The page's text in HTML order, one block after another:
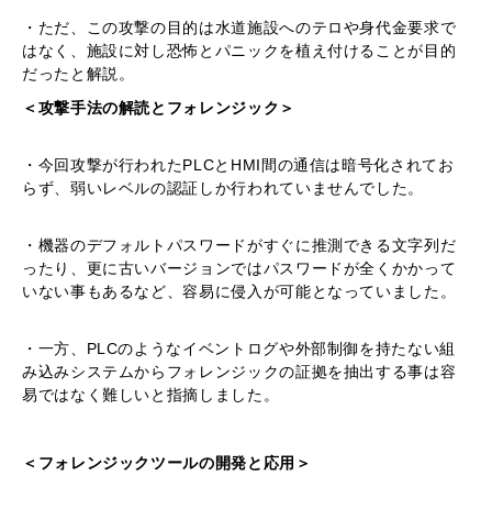
・ただ、この攻撃の目的は水道施設へのテロや身代金要求で
はなく、施設に対し恐怖とパニックを植え付けることが目的
だったと解説。
＜攻撃手法の解読とフォレンジック＞
・今回攻撃が行われたPLCとHMI間の通信は暗号化されてお
らず、弱いレベルの認証しか行われていませんでした。
・機器のデフォルトパスワードがすぐに推測できる文字列だ
ったり、更に古いバージョンではパスワードが全くかかって
いない事もあるなど、容易に侵入が可能となっていました。
・一方、PLCのようなイベントログや外部制御を持たない組
み込みシステムからフォレンジックの証拠を抽出する事は容
易ではなく難しいと指摘しました。
＜フォレンジックツールの開発と応用＞